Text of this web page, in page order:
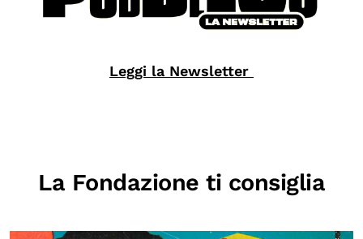
Leggi la Newsletter
La Fondazione ti consiglia